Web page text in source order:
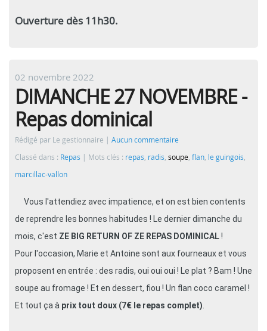
Ouverture dès 11h30.
02 novembre 2022
DIMANCHE 27 NOVEMBRE -
Repas dominical
Rédigé par Le gestionnaire
Aucun commentaire
Classé dans : Repas Mots clés : repas, radis, soupe, flan, le guingois,
marcillac-vallon
Vous l'attendiez avec impatience, et on est bien contents
de reprendre les bonnes habitudes ! Le dernier dimanche du
mois, c'est ZE BIG RETURN OF ZE REPAS DOMINICAL!
Pour l'occasion, Marie et Antoine sont aux fourneaux et vous
proposent en entrée : des radis, oui oui oui ! Le plat ? Bam ! Une
soupe au fromage ! Et en dessert, fiou ! Un flan coco caramel !
Et tout ça à prix tout doux (7€ le repas complet).